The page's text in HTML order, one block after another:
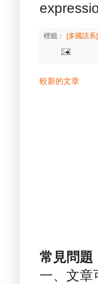
標籤： [多國語系]
較新的文章
常見問題
一、文章